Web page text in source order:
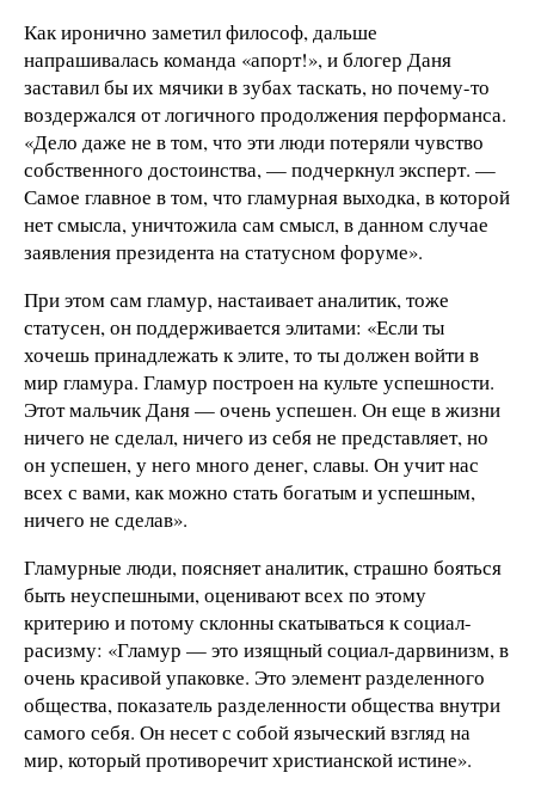
Как иронично заметил философ, дальше
напрашивалась команда «апорт!», и блогер Даня
заставил бы их мячики в зубах таскать, но почему-то
воздержался от логичного продолжения перформанса.
«Дело даже не в том, что эти люди потеряли чувство
собственного достоинства, — подчеркнул эксперт. —
Самое главное в том, что гламурная выходка, в которой
нет смысла, уничтожила сам смысл, в данном случае
заявления президента на статусном форуме».
При этом сам гламур, настаивает аналитик, тоже
статусен, он поддерживается элитами: «Если ты
хочешь принадлежать к элите, то ты должен войти в
мир гламура. Гламур построен на культе успешности.
Этот мальчик Даня — очень успешен. Он еще в жизни
ничего не сделал, ничего из себя не представляет, но
он успешен, у него много денег, славы. Он учит нас
всех с вами, как можно стать богатым и успешным,
ничего не сделав».
Гламурные люди, поясняет аналитик, страшно бояться
быть неуспешными, оценивают всех по этому
критерию и потому склонны скатываться к социал-
расизму: «Гламур — это изящный социал-дарвинизм, в
очень красивой упаковке. Это элемент разделенного
общества, показатель разделенности общества внутри
самого себя. Он несет с собой языческий взгляд на
мир, который противоречит христианской истине».